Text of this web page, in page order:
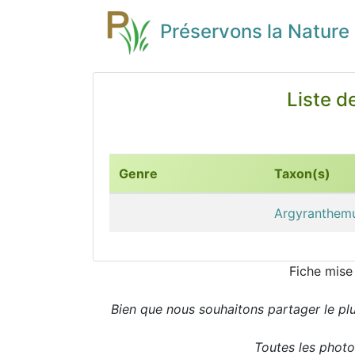
Préservons la Nature
Liste
Genre Taxon(s)
Fiche
Bien que nous souhaitons partager le
Toutes les